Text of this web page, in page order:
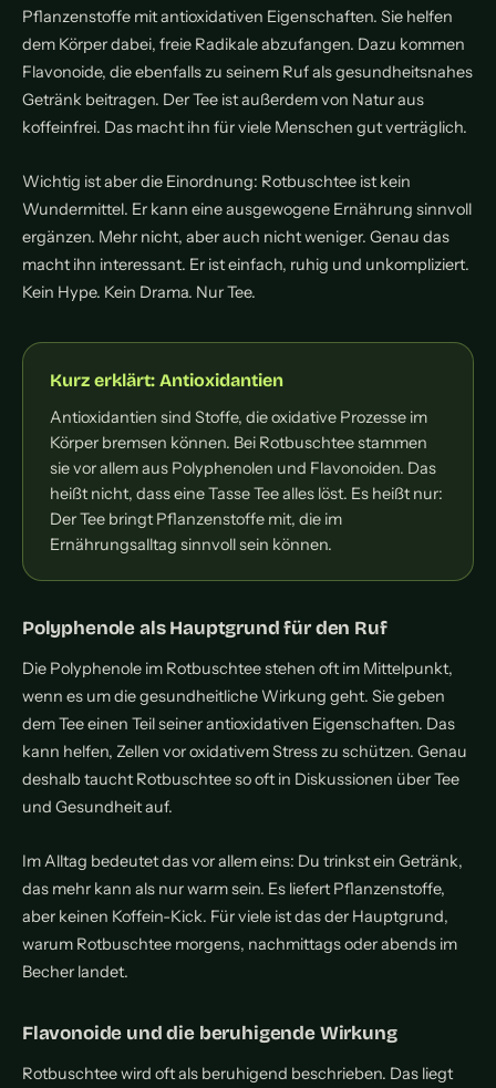
Pflanzenstoffe mit antioxidativen Eigenschaften. Sie helfen
dem Körper dabei, freie Radikale abzufangen. Dazu kommen
Flavonoide, die ebenfalls zu seinem Ruf als gesundheitsnahes
Getränk beitragen. Der Tee ist außerdem von Natur aus
koffeinfrei. Das macht ihn für viele Menschen gut verträglich.
Wichtig ist aber die Einordnung: Rotbuschtee ist kein
Wundermittel. Er kann eine ausgewogene Ernährung sinnvoll
ergänzen. Mehr nicht, aber auch nicht weniger. Genau das
macht ihn interessant. Er ist einfach, ruhig und unkompliziert.
Kein Hype. Kein Drama. Nur Tee.
Kurz erklärt: Antioxidantien
Antioxidantien sind Stoffe, die oxidative Prozesse im
Körper bremsen können. Bei Rotbuschtee stammen
sie vor allem aus Polyphenolen und Flavonoiden. Das
heißt nicht, dass eine Tasse Tee alles löst. Es heißt nur:
Der Tee bringt Pflanzenstoffe mit, die im
Ernährungsalltag sinnvoll sein können.
Polyphenole als Hauptgrund für den Ruf
Die Polyphenole im Rotbuschtee stehen oft im Mittelpunkt,
wenn es um die gesundheitliche Wirkung geht. Sie geben
dem Tee einen Teil seiner antioxidativen Eigenschaften. Das
kann helfen, Zellen vor oxidativem Stress zu schützen. Genau
deshalb taucht Rotbuschtee so oft in Diskussionen über Tee
und Gesundheit auf.
Im Alltag bedeutet das vor allem eins: Du trinkst ein Getränk,
das mehr kann als nur warm sein. Es liefert Pflanzenstoffe,
aber keinen Koffein-Kick. Für viele ist das der Hauptgrund,
warum Rotbuschtee morgens, nachmittags oder abends im
Becher landet.
Flavonoide und die beruhigende Wirkung
Rotbuschtee wird oft als beruhigend beschrieben. Das liegt